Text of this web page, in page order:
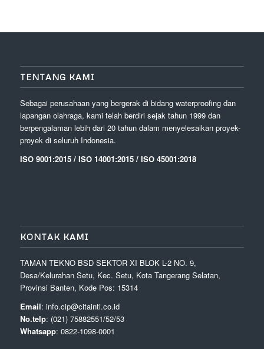
TENTANG KAMI
Sebagai perusahaan yang bergerak di bidang waterproofing dan
lapangan olahraga, kami telah berdiri sejak tahun 1999 dan
berpengalaman lebih dari 20 tahun dalam menyelesaikan proyek-
proyek di seluruh Indonesia.
ISO 9001:2015 / ISO 14001:2015 / ISO 45001:2018
KONTAK KAMI
TAMAN TEKNO BSD SEKTOR XI BLOK L-2 NO. 9,
Desa/Kelurahan Setu, Kec. Setu, Kota Tangerang Selatan,
Provinsi Banten, Kode Pos: 15314
Email: info.cip@citainti.co.id
No.telp: (021) 75882551/52/53
Whatsapp: 0822-1098-0001